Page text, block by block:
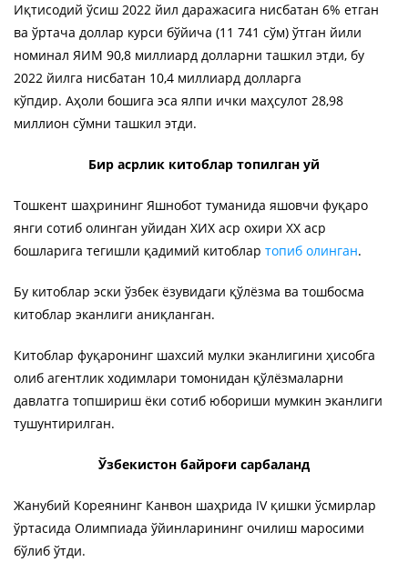
Иқтисодий ўсиш 2022 йил даражасига нисбатан 6% етган
ва ўртача доллар курси бўйича (11 741 сўм) ўтган йили
номинал ЯИМ 90,8 миллиард долларни ташкил этди, бу
2022 йилга нисбатан 10,4 миллиард долларга
кўпдир. Аҳоли бошига эса ялпи ички маҳсулот 28,98
миллион сўмни ташкил этди.
Бир асрлик китоблар топилган уй
Тошкент шаҳрининг Яшнобот туманида яшовчи фуқаро
янги сотиб олинган уйидан ХИХ аср охири ХХ аср
бошларига тегишли қадимий китоблар топиб олинган.
Бу китоблар эски ўзбек ёзувидаги қўлёзма ва тошбосма
китоблар эканлиги аниқланган.
Китоблар фуқаронинг шахсий мулки эканлигини ҳисобга
олиб агентлик ходимлари томонидан қўлёзмаларни
давлатга топшириш ёки сотиб юбориши мумкин эканлиги
тушунтирилган.
Ўзбекистон байроғи сарбаланд
Жанубий Кореянинг Канвон шаҳрида IV қишки ўсмирлар
ўртасида Олимпиада ўйинларининг очилиш маросими
бўлиб ўтди.